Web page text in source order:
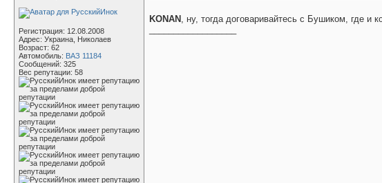
Регистрация: 12.08.2008
Адрес: Украина, Николаев
Возраст: 62
Автомобиль: ВАЗ 11184
Сообщений: 325
Вес репутации: 58
KONAN , ну, тогда договаривайтесь с Бушиком, где и